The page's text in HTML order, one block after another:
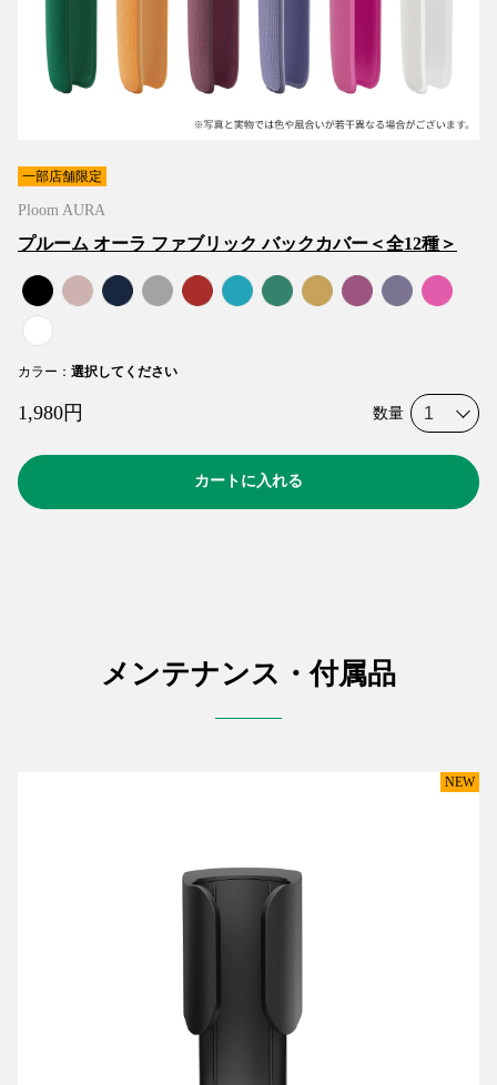
一部店舗限定
Ploom AURA
プルーム オーラ ファブリック バックカバー＜全12種＞
カラー ： 選択してください
1,980円 数量
カートに入れる
メンテナンス・付属品
NEW